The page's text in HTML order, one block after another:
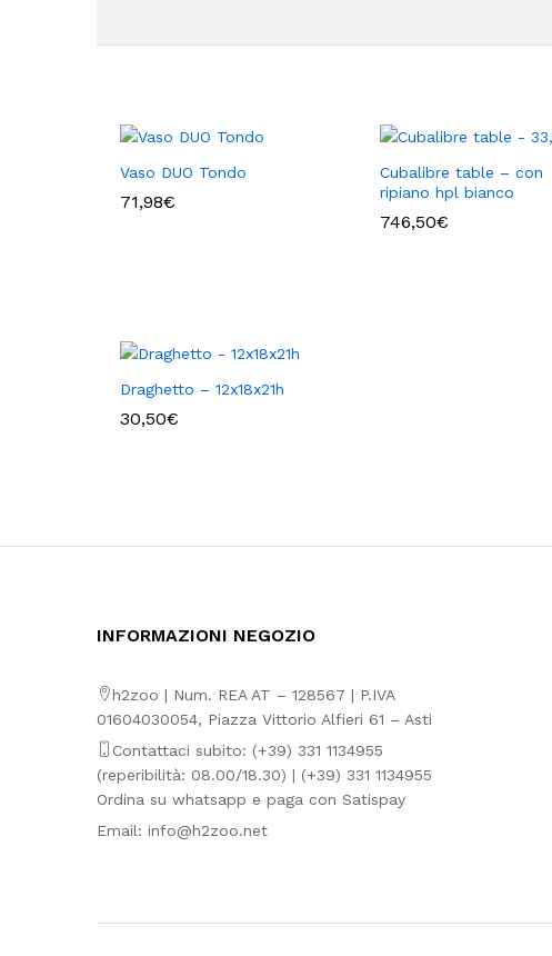
Vaso DUO Tondo
71,98€
Cubalibre table – con
ripiano hpl bianco
746,50€
Draghetto – 12x18x21h
30,50€
INFORMAZIONI NEGOZIO
h2zoo | Num. REA AT – 128567 | P.IVA
01604030054, Piazza Vittorio Alfieri 61 – Asti
Contattaci subito: (+39) 331 1134955
(reperibilità: 08.00/18.30) | (+39) 331 1134955
Ordina su whatsapp e paga con Satispay
Email: info@h2zoo.net